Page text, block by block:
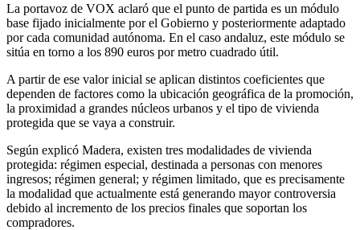
La portavoz de VOX aclaró que el punto de partida es un módulo
base fijado inicialmente por el Gobierno y posteriormente adaptado
por cada comunidad autónoma. En el caso andaluz, este módulo se
sitúa en torno a los 890 euros por metro cuadrado útil.
A partir de ese valor inicial se aplican distintos coeficientes que
dependen de factores como la ubicación geográfica de la promoción,
la proximidad a grandes núcleos urbanos y el tipo de vivienda
protegida que se vaya a construir.
Según explicó Madera, existen tres modalidades de vivienda
protegida: régimen especial, destinada a personas con menores
ingresos; régimen general; y régimen limitado, que es precisamente
la modalidad que actualmente está generando mayor controversia
debido al incremento de los precios finales que soportan los
compradores.